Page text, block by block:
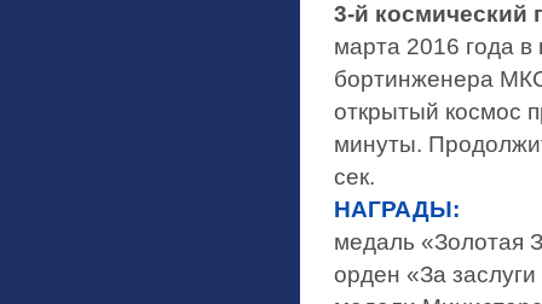
3-й космический
марта 2016 года
бортинженера
открытый космос
минуты.
сек.
НАГРАДЫ:
медаль «Золотая
орден «За